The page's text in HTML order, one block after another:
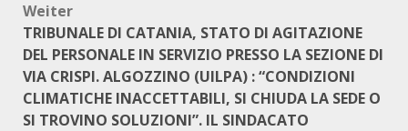
Weiter
TRIBUNALE DI CATANIA, STATO DI AGITAZIONE
DEL PERSONALE IN SERVIZIO PRESSO LA SEZIONE DI
VIA CRISPI. ALGOZZINO (UILPA) : “CONDIZIONI
CLIMATICHE INACCETTABILI, SI CHIUDA LA SEDE O
SI TROVINO SOLUZIONI”. IL SINDACATO